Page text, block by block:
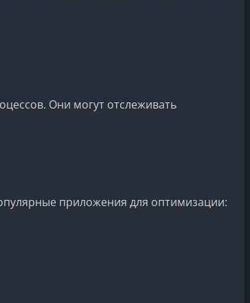
Они могут отслеживать
приложения для оптимизации: